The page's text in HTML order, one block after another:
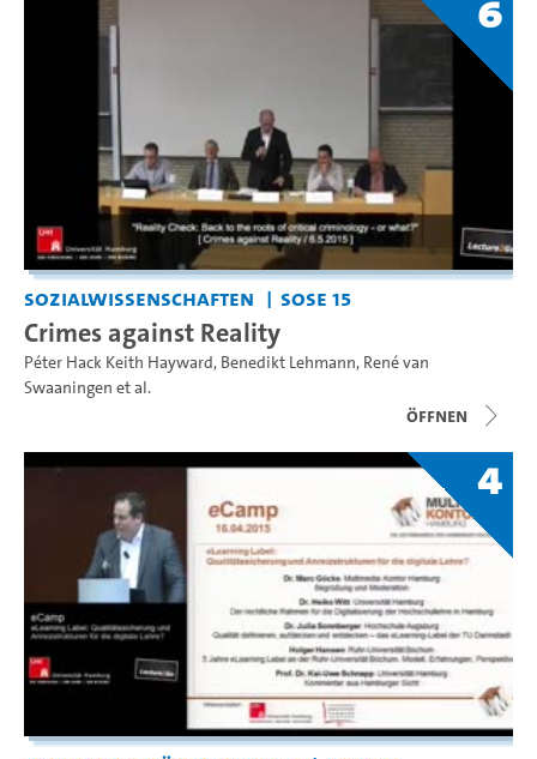
6
Sozialwissenschaften SoSe 15
Crimes against Reality
Péter Hack Keith Hayward, Benedikt Lehmann, René van
Swaaningen et al.
Öffnen
4